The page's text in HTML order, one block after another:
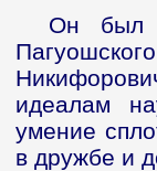
Он был
идеалам
умение
в дружбе и